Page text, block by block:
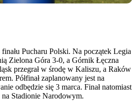
Pucharu Polski. Na początek Legia
Zielona Góra 3-0, a Górnik Łęczna
przegrał w środę w Kaliszu, a Raków
Półfinał zaplanowany jest na
odbędzie się 3 marca. Finał natomiast
Stadionie Narodowym.